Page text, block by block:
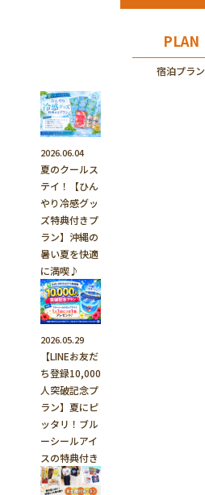
PLAN
宿泊プラン
2026.06.04
夏のクールス
テイ！【ひん
やり冷感グッ
ズ特典付きプ
ラン】沖縄の
暑い夏を快適
に満喫♪
2026.05.29
【LINEお友だ
ち登録10,000
人突破記念プ
ラン】夏にピ
ッタリ！ブル
ーシールアイ
スの特典付き